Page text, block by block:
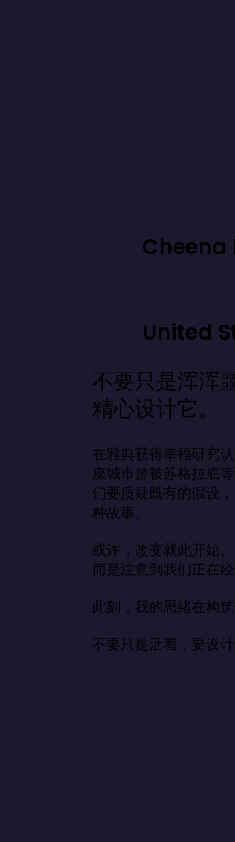
Cheena
United
不要只是浑浑
精心设计它。
在雅典获得幸福研究
座城市曾被苏格拉底
们要质疑既有的假设
种故事。
或许，改变就此开始
而是注意到我们正在经
此刻，我的思绪在构
不要只是活着，要设计